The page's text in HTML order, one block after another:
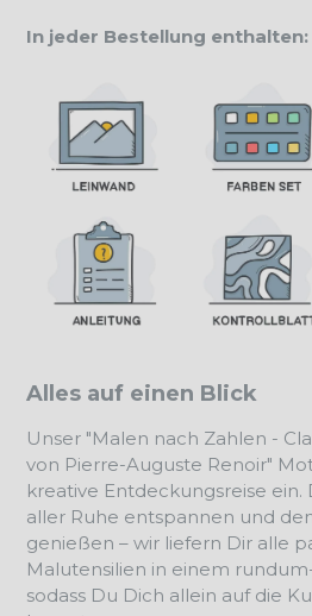
In jeder Bestellung enthalten:
Alles auf einen Blick
Unser "Malen nach Zahlen -
von Pierre-Auguste Renoir"
kreative Entdeckungsreise ein.
aller Ruhe entspannen und
genießen – wir liefern Dir alle
Malutensilien in einem
sodass Du Dich allein auf die